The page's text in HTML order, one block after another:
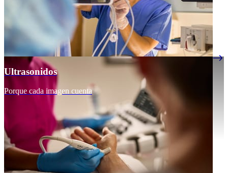
Ultrasonidos
Porque cada imagen cuenta